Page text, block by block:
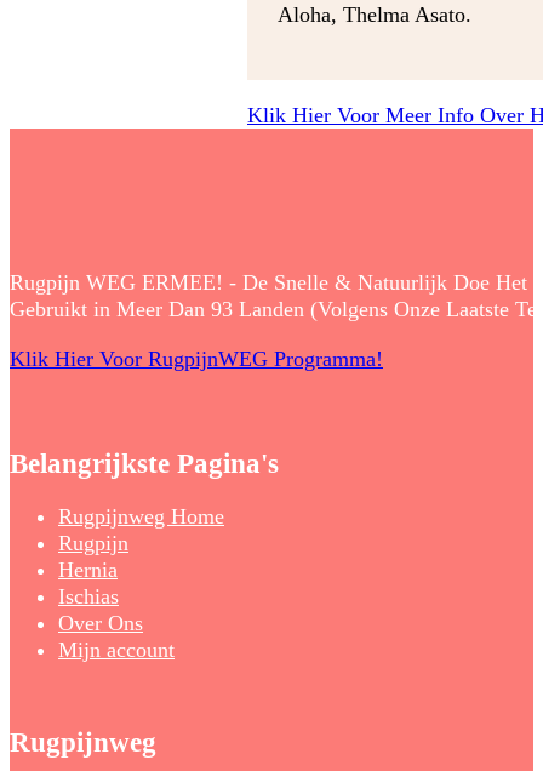
Aloha, Thelma Asato.
Klik Hier Voor Meer Info Over
Rugpijn WEG ERMEE! - De Snelle & Natuurlijk Doe Het
Gebruikt in Meer Dan 93 Landen (Volgens Onze Laatste
Klik Hier Voor RugpijnWEG Programma!
Belangrijkste Pagina's
Rugpijnweg Home
Rugpijn
Hernia
Ischias
Over Ons
Mijn account
Rugpijnweg